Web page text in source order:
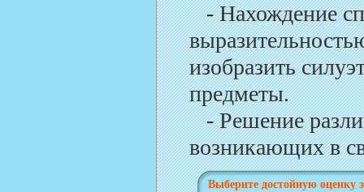
- Нахождение
изобразить
предметы.
- Решение
возникающих в
Выберите достойную оценку